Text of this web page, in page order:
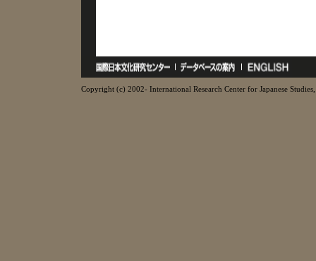
Copyright (c) 2002- International Research Center for Japanese